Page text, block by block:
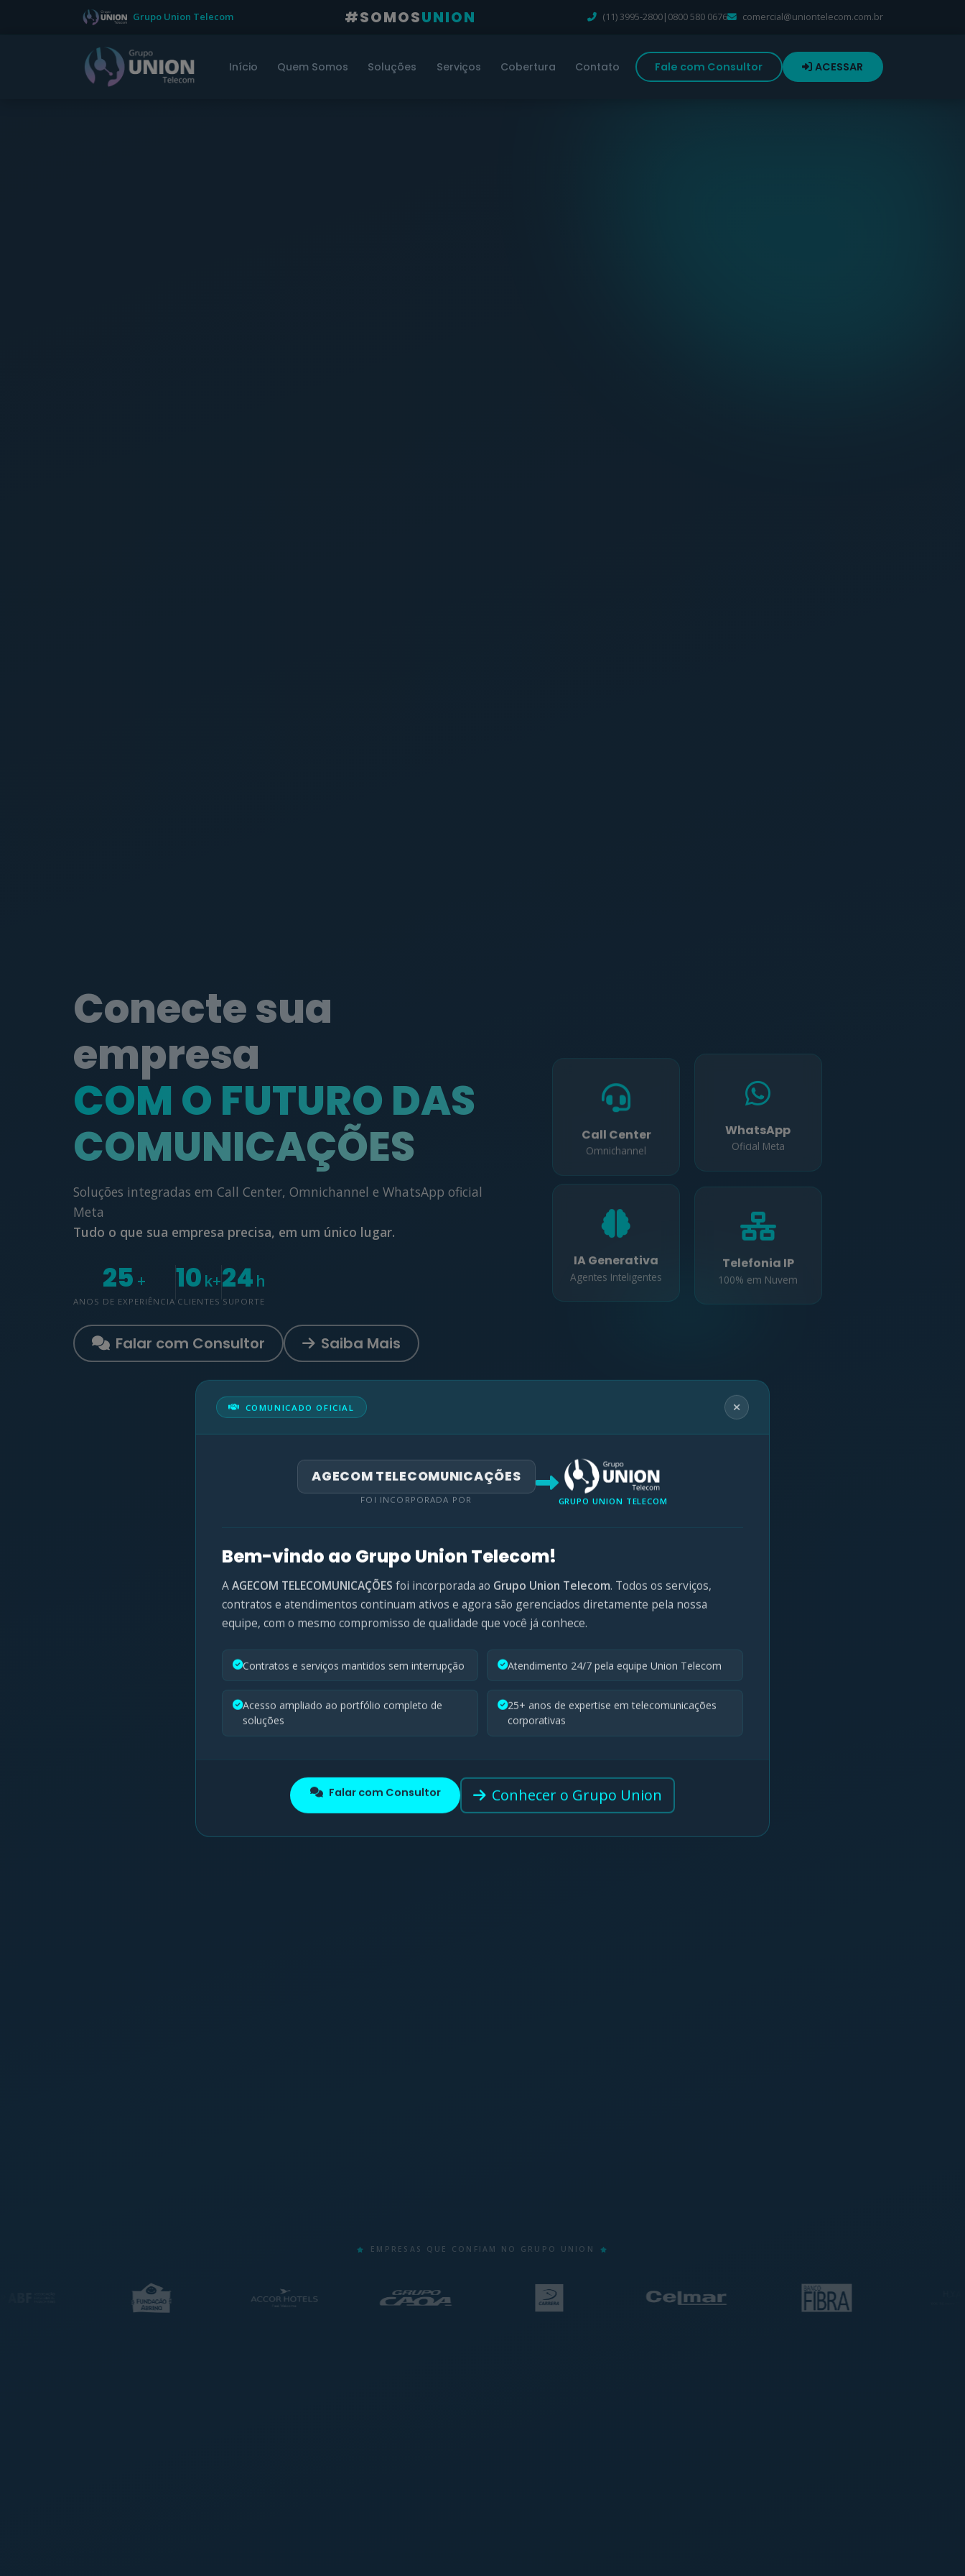
Grupo Union Telecom #SOMOSUNION (11) 3995-2800| 0800 580 0676 comercial@uniontelecom.com.br
Início Quem Somos Soluções Serviços Cobertura Contato Fale com Consultor ACESSAR
Conecte sua
empresa
COM O FUTURO DAS
COMUNICAÇÕES
Soluções integradas em Call Center, Omnichannel e WhatsApp oficial
Meta
Tudo o que sua empresa precisa, em um único lugar.
25 +
ANOS DE EXPERIÊNCIA
10 k+
CLIENTES
24 h
SUPORTE
Falar com Consultor Saiba Mais
Call Center
Omnichannel
WhatsApp
Oficial Meta
IA Generativa
Agentes Inteligentes
Telefonia IP
100% em Nuvem
EMPRESAS QUE CONFIAM NO GRUPO UNION
COMUNICADO OFICIAL
AGECOM TELECOMUNICAÇÕES
FOI INCORPORADA POR GRUPO UNION TELECOM
Bem-vindo ao Grupo Union Telecom!
AAGECOM TELECOMUNICAÇÕES foi incorporada ao Grupo Union Telecom. Todos os serviços,
contratos e atendimentos continuam ativos e agora são gerenciados diretamente pela nossa
equipe, com o mesmo compromisso de qualidade que você já conhece.
Contratos e serviços mantidos sem interrupção Atendimento 24/7 pela equipe Union Telecom
Acesso ampliado ao portfólio completo de
soluções
25+ anos de expertise em telecomunicações
corporativas
Falar com Consultor Conhecer o Grupo Union